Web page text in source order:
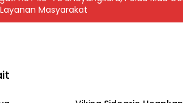
Masyarakat